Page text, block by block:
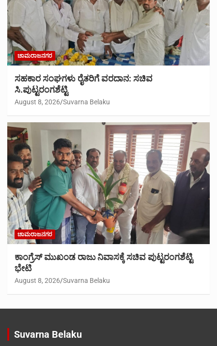
ಚಾಮರಾಜನಗರ
ಸಹಕಾರ ಸಂಘಗಳು ರೈತರಿಗೆ ವರದಾನ: ಸಚಿವ
ಸಿ.ಪುಟ್ಟರಂಗಶೆಟ್ಟಿ
August 8, 2026 Suvarna Belaku
ಚಾಮರಾಜನಗರ
ಕಾಂಗ್ರೆಸ್ ಮುಖಂಡ ರಾಜು ನಿವಾಸಕ್ಕೆ ಸಚಿವ ಪುಟ್ಟರಂಗಶೆಟ್ಟಿ
ಭೇಟಿ
August 8, 2026 Suvarna Belaku
Suvarna Belaku